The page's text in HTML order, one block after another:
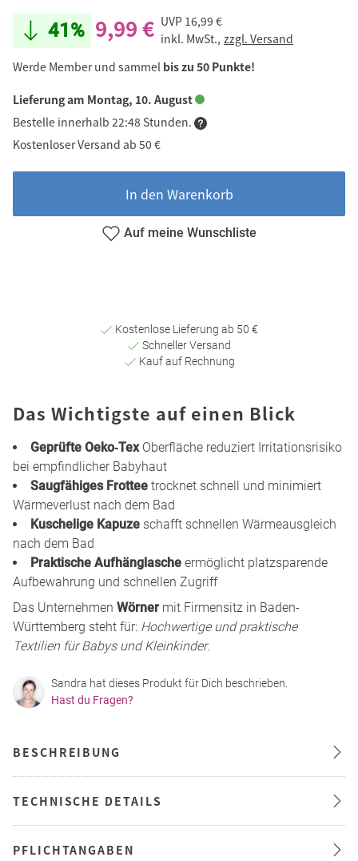
41% 9,99 € UVP 16,99 €
inkl. MwSt., zzgl. Versand
Werde Member und sammel bis zu 50 Punkte!
Lieferung am Montag, 10. August
Bestelle innerhalb 22:48 Stunden.
Kostenloser Versand ab 50 €
In den Warenkorb
Auf meine Wunschliste
Kostenlose Lieferung ab 50 €
Schneller Versand
Kauf auf Rechnung
Das Wichtigste auf einen Blick
Geprüfte Oeko‑TexOberfläche reduziert Irritationsrisiko
bei empfindlicher Babyhaut
Saugfähiges Frottee trocknet schnell und minimiert
Wärmeverlust nach dem Bad
Kuschelige Kapuze schafft schnellen Wärmeausgleich
nach dem Bad
Praktische Aufhänglasche ermöglicht platzsparende
Aufbewahrung und schnellen Zugriff
Das Unternehmen Wörner mit Firmensitz in Baden-
Württemberg steht für: Hochwertige und praktische
Textilien für Babys und Kleinkinder.
Sandra hat dieses Produkt für Dich beschrieben.
Hast du Fragen?
BESCHREIBUNG
TECHNISCHE DETAILS
PFLICHTANGABEN